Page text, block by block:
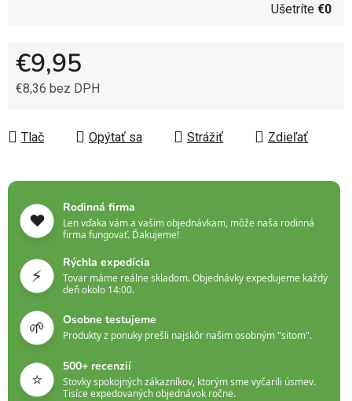
Ušetríte €0
€9,95
€8,36 bez DPH
Tlač
Opýtať sa Strážiť Zdieľať
❤️
Rodinná firma
Len vďaka vám a vašim objednávkam, môže naša rodinná
firma fungovať. Ďakujeme!
⚡
Rýchla expedícia
Tovar máme reálne skladom. Objednávky expedujeme každý
deň okolo 14:00.
🌱 Osobne testujeme
Produkty z ponuky prešli najskôr našim osobným "sitom".
⭐
500+ recenzií
Stovky spokojných zákazníkov, ktorým sme vyčarili úsmev.
Tisíce expedovaných objednávok ročne.